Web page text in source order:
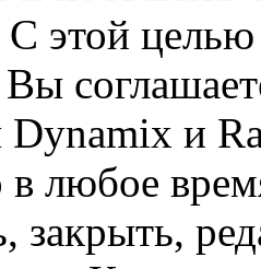
этой
и
в любое
закрыть,